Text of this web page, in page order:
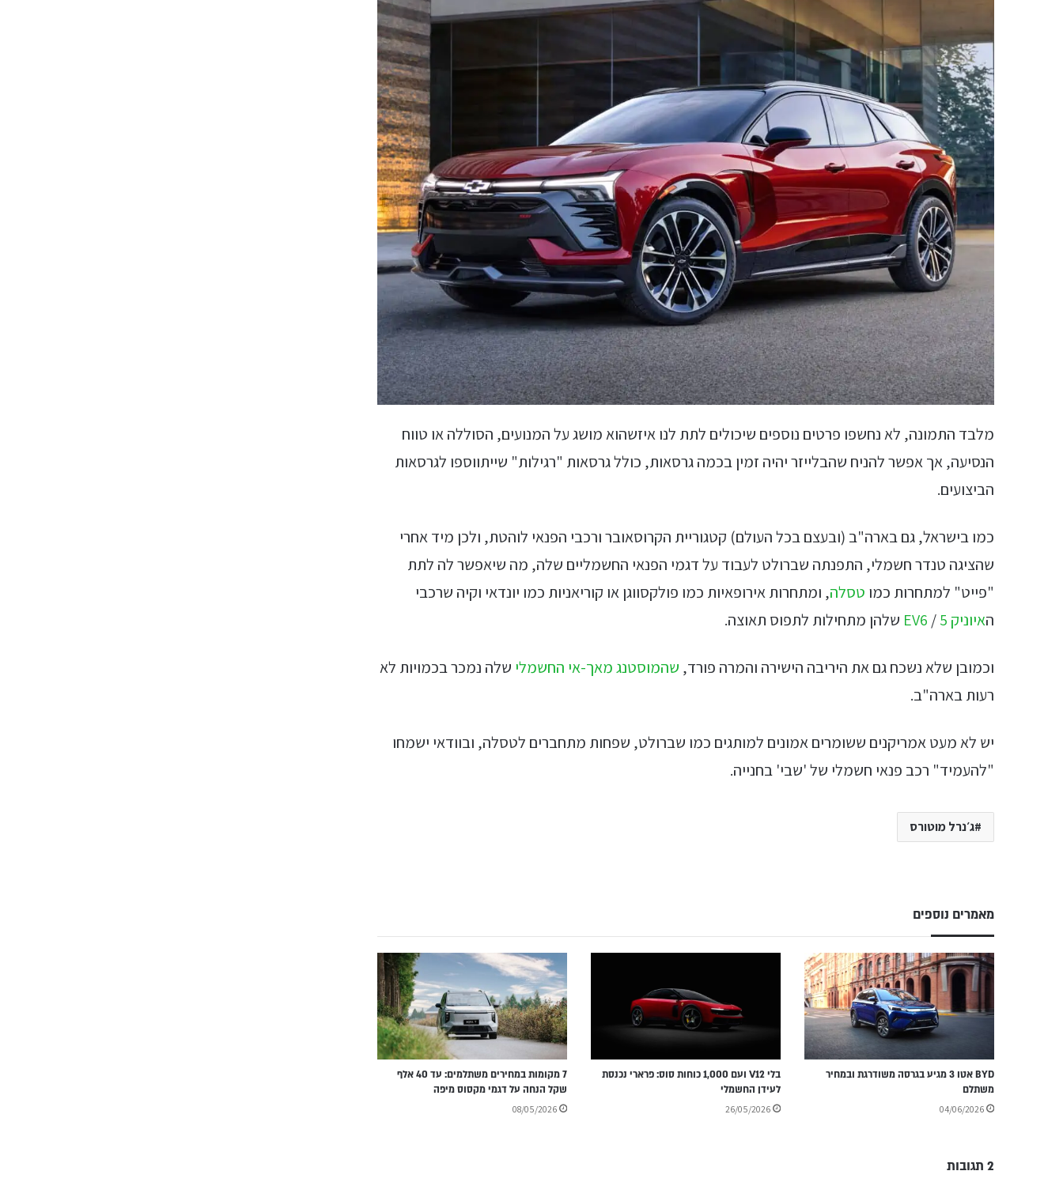
מלבד התמונה, לא נחשפו פרטים נוספים שיכולים לתת לנו איזשהוא מושג על המנועים, הסוללה או טווח
הנסיעה, אך אפשר להניח שהבלייזר יהיה זמין בכמה גרסאות, כולל גרסאות "רגילות" שייתווספו לגרסאות
הביצועים.
כמו בישראל, גם בארה"ב (ובעצם בכל העולם) קטגוריית הקרוסאובר ורכבי הפנאי לוהטת, ולכן מיד אחרי
שהציגה טנדר חשמלי, התפנתה שברולט לעבוד על דגמי הפנאי החשמליים שלה, מה שיאפשר לה לתת
"פייט" למתחרות כמו טסלה, ומתחרות אירופאיות כמו פולקסווגן או קוריאניות כמו יונדאי וקיה שרכבי
האיוניק 5 /
EV6 שלהן מתחילות לתפוס תאוצה.
וכמובן שלא נשכח גם את היריבה הישירה והמרה פורד, שהמוסטנג מאך-אי החשמלי שלה נמכר בכמויות לא
רעות בארה"ב.
יש לא מעט אמריקנים ששומרים אמונים למותגים כמו שברולט, שפחות מתחברים לטסלה, ובוודאי ישמחו
"להעמיד" רכב פנאי חשמלי של 'שבי' בחנייה.
ג׳נרל מוטורס
מאמרים נוספים
BYD אטו 3 מגיע בגרסה משודרגת ובמחיר
משתלם
04/06/2026
בלי V12 ועם 1,000 כוחות סוס: פרארי נכנסת
לעידן החשמלי
26/05/2026
7 מקומות במחירים משתלמים: עד 40 אלף
שקל הנחה על דגמי מקסוס מיפה
08/05/2026
2 תגובות